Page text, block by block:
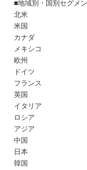
■地域別・国別セグメ
北米
米国
カナダ
メキシコ
欧州
ドイツ
フランス
英国
イタリア
ロシア
アジア
中国
日本
韓国